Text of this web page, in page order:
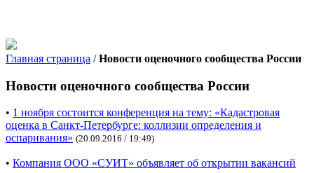
Главная страница / Новости оценочного сообщества России
Новости оценочного сообщества России
• 1 ноября состоится конференция на тему: «Кадастровая
оценка в Санкт-Петербурге: коллизии определения и
оспаривания» (20.09.2016 / 19:49)
• Компания ООО «СУИТ» объявляет об открытии вакансий